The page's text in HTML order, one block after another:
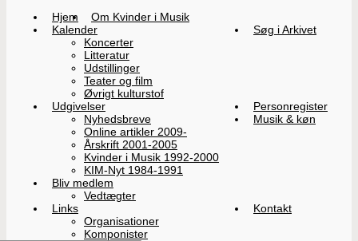
Hjem
Om Kvinder i Musik
Kalender
Koncerter
Litteratur
Udstillinger
Teater og film
Øvrigt kulturstof
Søg i Arkivet
Udgivelser
Nyhedsbreve
Online artikler 2009-
Årskrift 2001-2005
Kvinder i Musik 1992-2000
KIM-Nyt 1984-1991
Personregister
Musik & køn
Bliv medlem
Vedtægter
Links
Organisationer
Komponister
Kontakt